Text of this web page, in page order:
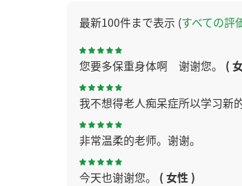
最新100件まで表示 (すべての評
您要多保重身体啊 谢谢您。 (
我不想得老人痴呆症所以学习新
非常温柔的老师。谢谢。
今天也谢谢您。 ( 女性 )